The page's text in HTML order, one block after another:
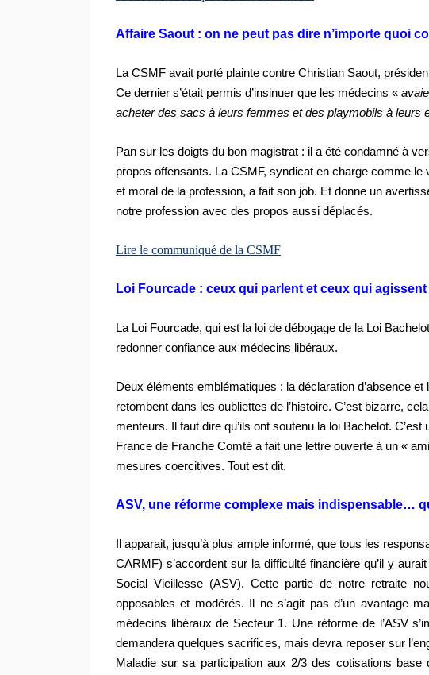
Affaire Saout : on ne peut pas dire n’importe quoi
La CSMF avait porté plainte contre Christian Saout,
Ce dernier s’était permis d’insinuer que les médecins «
acheter des sacs à leurs femmes et des playmobils à leurs
Pan sur les doigts du bon magistrat : il a été condamné à
propos offensants. La CSMF, syndicat en charge comme le
et moral de la profession, a fait son job. Et donne un
notre profession avec des propos aussi déplacés.
Lire le communiqué de la CSMF
Loi Fourcade : ceux qui parlent et ceux qui agissent
La Loi Fourcade, qui est la loi de débogage de la Loi
redonner confiance aux médecins libéraux.
Deux éléments emblématiques : la déclaration d’absence
retombent dans les oubliettes de l’histoire. C’est bizarre,
menteurs. Il faut dire qu’ils ont soutenu la loi Bachelot.
France de Franche Comté a fait une lettre ouverte à un «
mesures coercitives. Tout est dit.
ASV, une réforme complexe mais indispensable…
Il apparait, jusqu’à plus ample informé, que tous les
CARMF) s’accordent sur la difficulté financière qu’il y
Social Vieillesse (ASV). Cette partie de notre retraite
opposables et modérés. Il ne s’agit pas d’un avantage
médecins libéraux de Secteur 1. Une réforme de l’ASV
demandera quelques sacrifices, mais devra reposer sur
Maladie sur sa participation aux 2/3 des cotisations base